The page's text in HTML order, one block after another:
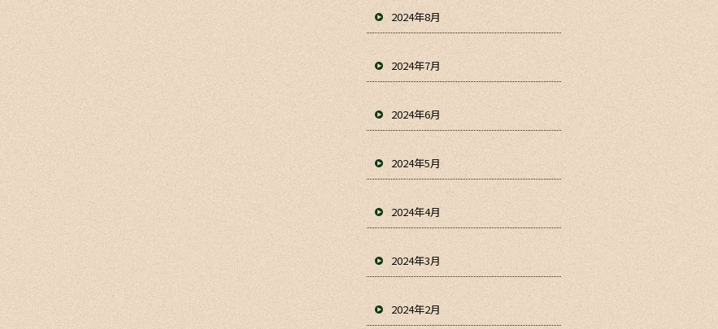
2024年8月
2024年7月
2024年6月
2024年5月
2024年4月
2024年3月
2024年2月